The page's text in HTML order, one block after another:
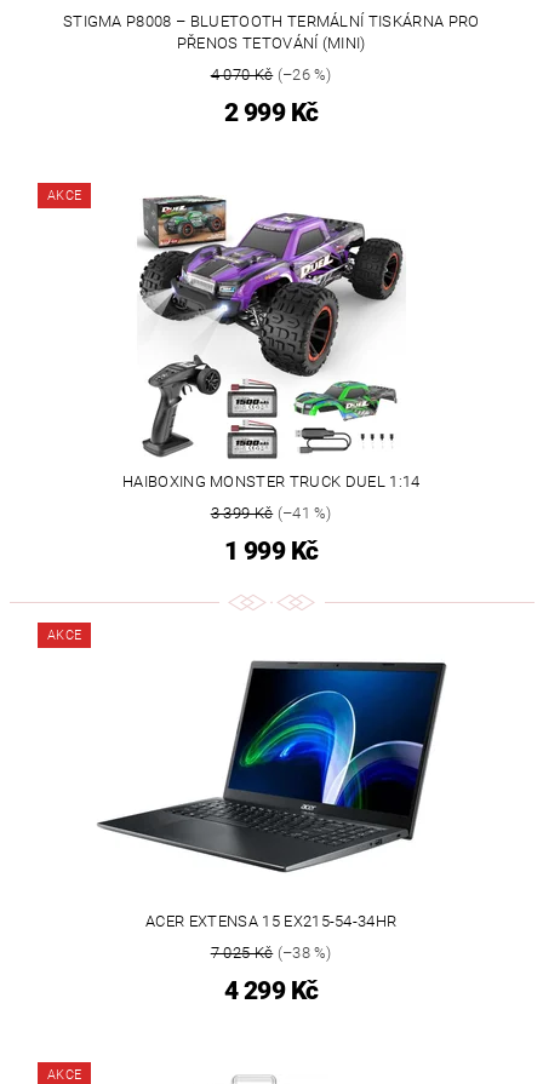
STIGMA P8008 – BLUETOOTH TERMÁLNÍ TISKÁRNA PRO
PŘENOS TETOVÁNÍ (MINI)
4 070 Kč(–26 %)
2 999 Kč
AKCE
HAIBOXING MONSTER TRUCK DUEL 1:14
3 399 Kč(–41 %)
1 999 Kč
AKCE
ACER EXTENSA 15 EX215-54-34HR
7 025 Kč(–38 %)
4 299 Kč
AKCE